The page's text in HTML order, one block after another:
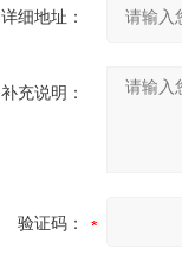
详细地址：
补充说明：
验证码：